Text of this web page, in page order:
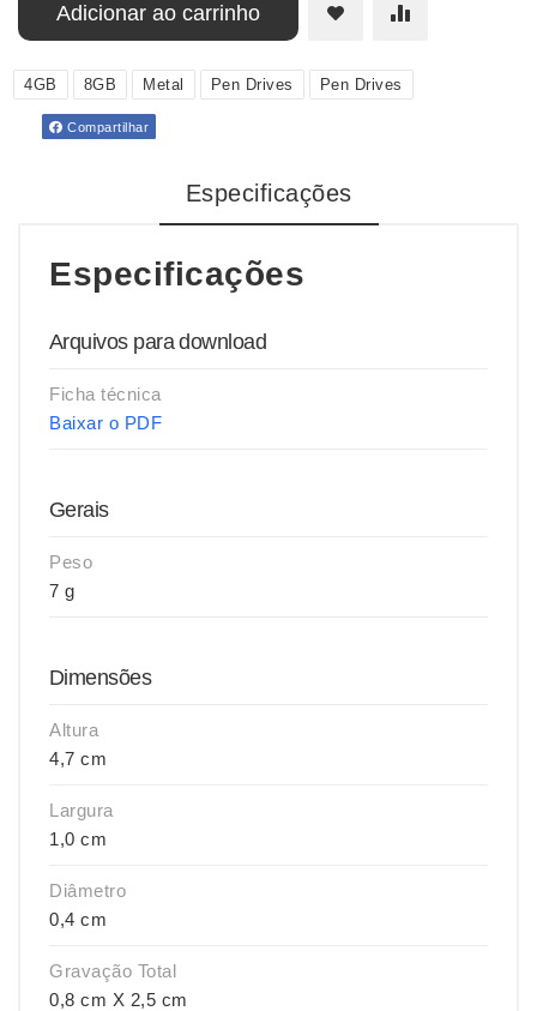
Adicionar ao carrinho
4GB 8GB Metal Pen Drives Pen Drives
Compartilhar
Especificações
Especificações
Arquivos para download
Ficha técnica
Baixar o PDF
Gerais
Peso
7 g
Dimensões
Altura
4,7 cm
Largura
1,0 cm
Diâmetro
0,4 cm
Gravação Total
0,8 cm X 2,5 cm